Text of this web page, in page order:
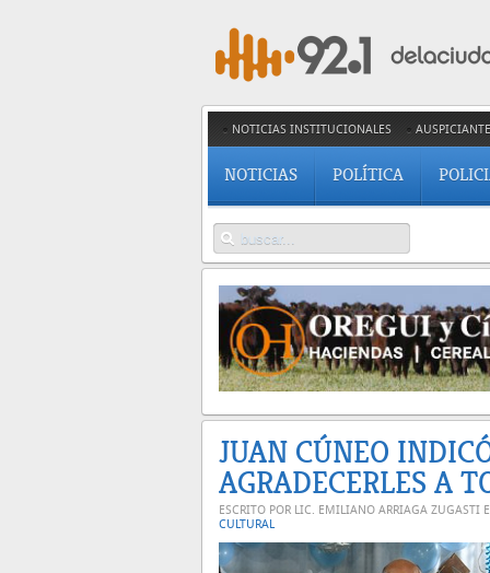
NOTICIAS INSTITUCIONALES
NOTICIAS POLÍTICA
JUAN CÚNEO
AGRADECERLES A
ESCRITO POR LIC. EMILIANO ARRIAGA ZUGASTI
CULTURAL